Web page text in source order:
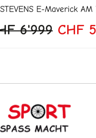
STEVENSE-Maverick AM
6'999 CHF